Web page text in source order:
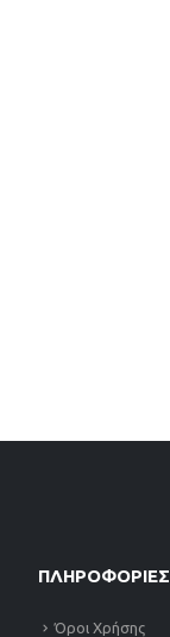
ΠΛΗΡΟΦΟΡΙΕΣ
Όροι Χρήσης